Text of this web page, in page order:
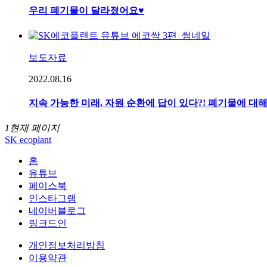
우리 폐기물이 달라졌어요♥
보도자료
2022.08.16
지속 가능한 미래, 자원 순환에 답이 있다?! 폐기물에 대
1 현재 페이지
SK ecoplant
홈
유튜브
페이스북
인스타그램
네이버블로그
링크드인
개인정보처리방침
이용약관